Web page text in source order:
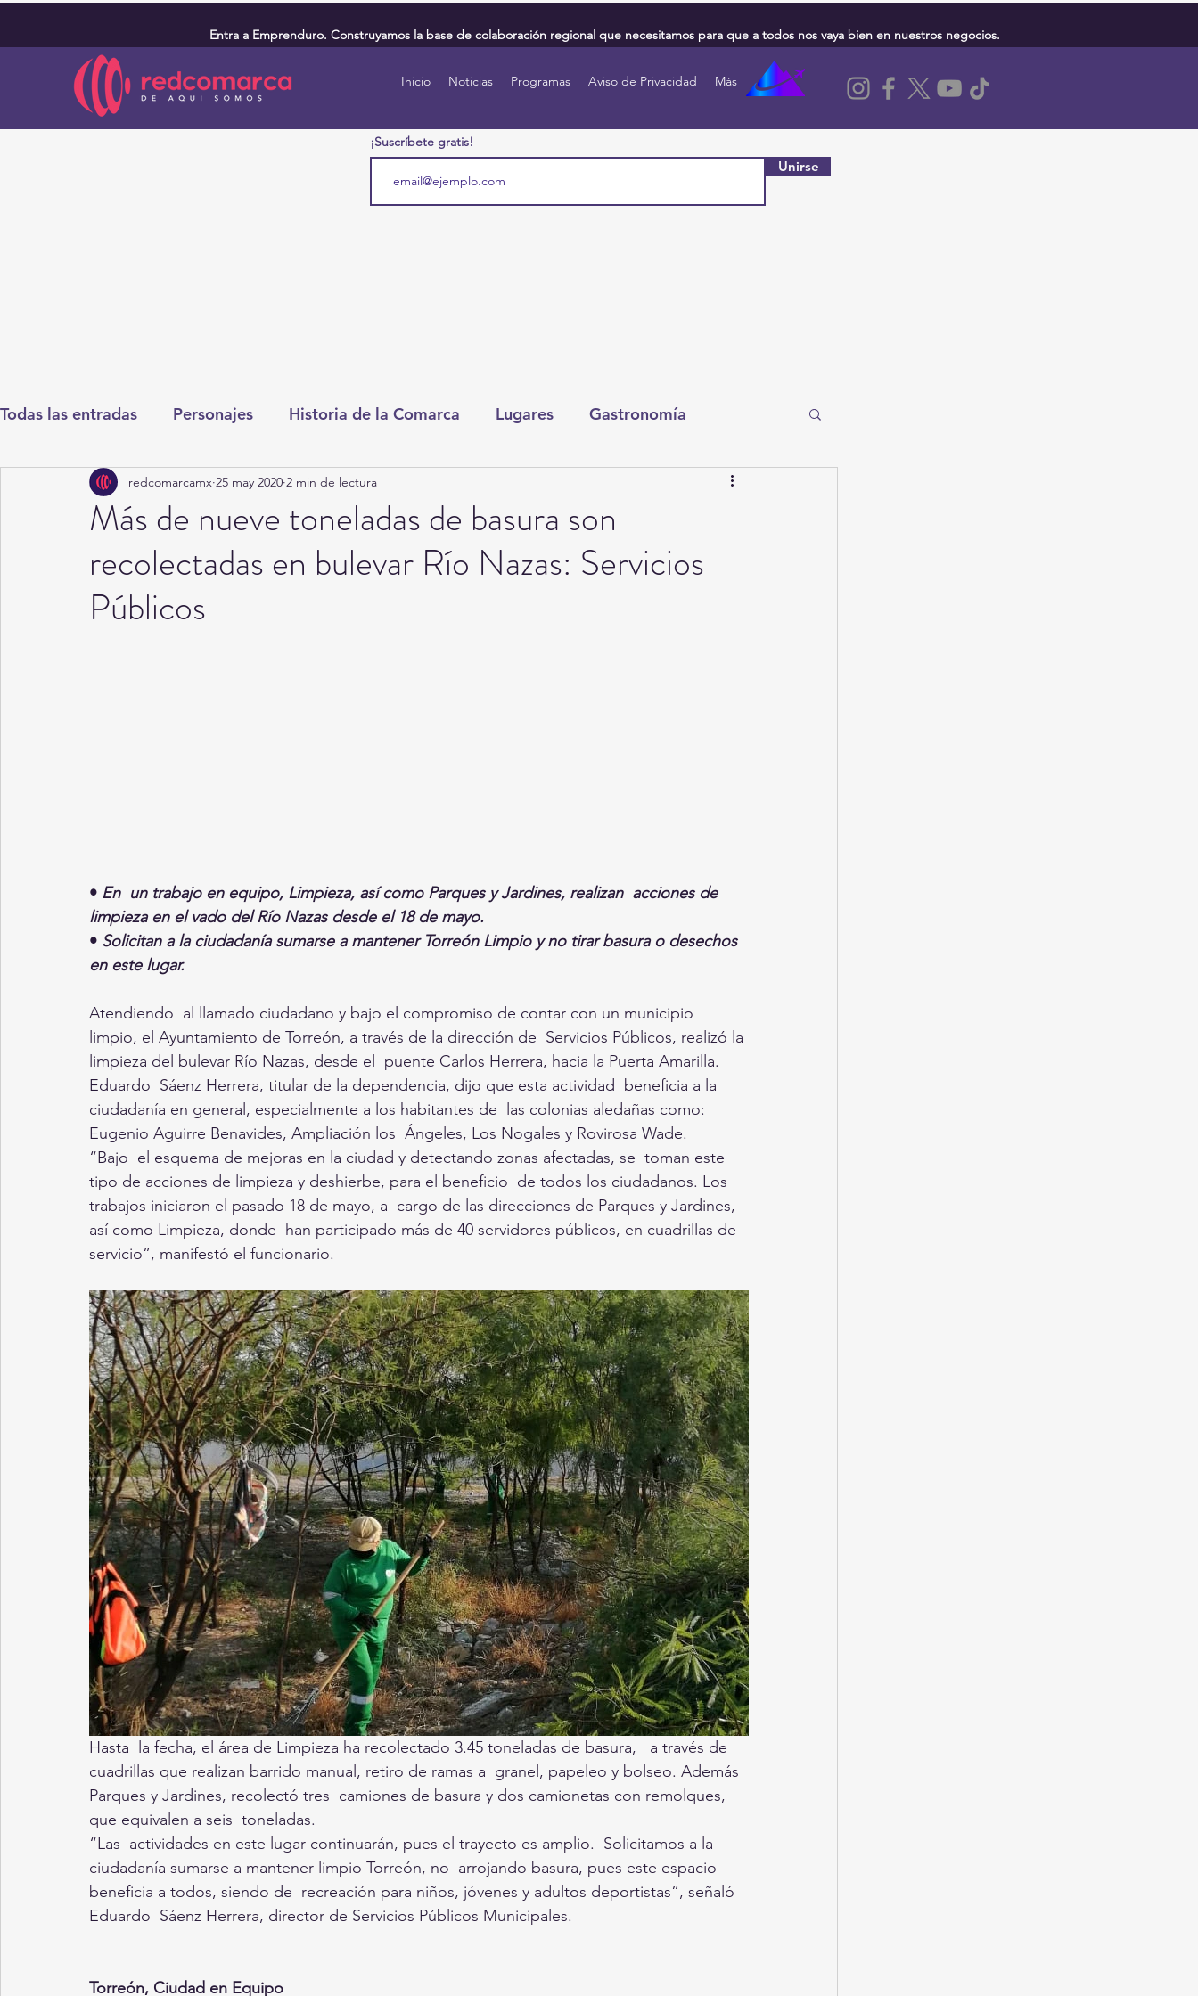
Entra a Emprenduro. Construyamos la base de colaboración regional que necesitamos para que a todos nos vaya bien en nuestros negocios.
Inicio Noticias Programas Aviso de Privacidad Más
¡Suscríbete gratis!
Unirse
Todas las entradas Personajes Historia de la Comarca Lugares Gastronomía
Deportes Salud Entretenimiento Cultura y Espectáculos Torreón
Round Cero Columnistas CDMX Nacionales Internacionales Tecnología
Más de nueve toneladas de basura son
recolectadas en bulevar Río Nazas: Servicios
Públicos
redcomarcamx 25 may 2020 2 min de lectura
• En  un trabajo en equipo, Limpieza, así como Parques y Jardines, realizan  acciones de
limpieza en el vado del Río Nazas desde el 18 de mayo.
• Solicitan a la ciudadanía sumarse a mantener Torreón Limpio y no tirar basura o desechos
en este lugar.
Atendiendo  al llamado ciudadano y bajo el compromiso de contar con un municipio
limpio, el Ayuntamiento de Torreón, a través de la dirección de  Servicios Públicos, realizó la
limpieza del bulevar Río Nazas, desde el  puente Carlos Herrera, hacia la Puerta Amarilla.
Eduardo  Sáenz Herrera, titular de la dependencia, dijo que esta actividad  beneficia a la
ciudadanía en general, especialmente a los habitantes de  las colonias aledañas como:
Eugenio Aguirre Benavides, Ampliación los  Ángeles, Los Nogales y Rovirosa Wade.
“Bajo  el esquema de mejoras en la ciudad y detectando zonas afectadas, se  toman este
tipo de acciones de limpieza y deshierbe, para el beneficio  de todos los ciudadanos. Los
trabajos iniciaron el pasado 18 de mayo, a  cargo de las direcciones de Parques y Jardines,
así como Limpieza, donde  han participado más de 40 servidores públicos, en cuadrillas de
servicio”, manifestó el funcionario.
Hasta  la fecha, el área de Limpieza ha recolectado 3.45 toneladas de basura,   a través de
cuadrillas que realizan barrido manual, retiro de ramas a  granel, papeleo y bolseo. Además
Parques y Jardines, recolectó tres  camiones de basura y dos camionetas con remolques,
que equivalen a seis  toneladas.
“Las  actividades en este lugar continuarán, pues el trayecto es amplio.  Solicitamos a la
ciudadanía sumarse a mantener limpio Torreón, no  arrojando basura, pues este espacio
beneficia a todos, siendo de  recreación para niños, jóvenes y adultos deportistas”, señaló
Eduardo  Sáenz Herrera, director de Servicios Públicos Municipales.
Torreón, Ciudad en Equipo